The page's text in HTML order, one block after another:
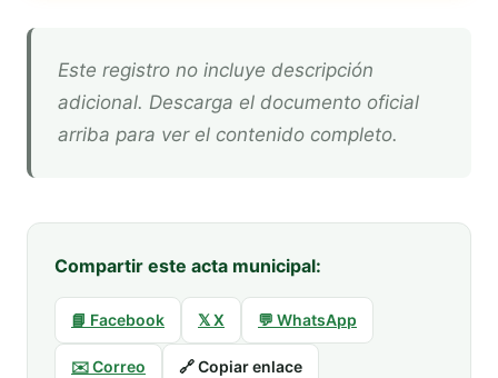
Este registro no incluye descripción
adicional. Descarga el documento oficial
arriba para ver el contenido completo.
Compartir este acta municipal:
📘 Facebook 𝕏 X 💬 WhatsApp
✉️ Correo 🔗 Copiar enlace